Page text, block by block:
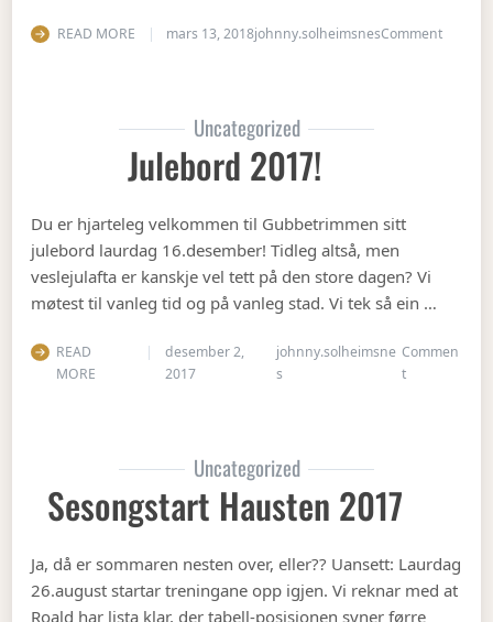
READ MORE mars 13, 2018johnny.solheimsnesCommenton
Uncategorized
Julebord 2017!
Du er hjarteleg velkommen til Gubbetrimmen sitt
julebord laurdag 16.desember! Tidleg altså, men
veslejulafta er kanskje vel tett på den store dagen? Vi
møtest til vanleg tid og på vanleg stad. Vi tek så ein …
READ
MORE
desember 2,
2017
johnny.solheimsne
s
Commen
ton Julebord
Uncategorized
Sesongstart Hausten 2017
Ja, då er sommaren nesten over, eller?? Uansett: Laurdag
26.august startar treningane opp igjen. Vi reknar med at
Roald har lista klar, der tabell-posisjonen syner førre